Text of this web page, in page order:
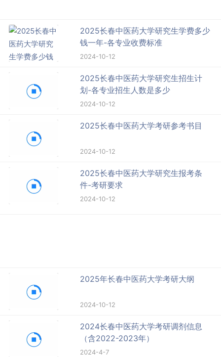
2025长春中医药大学研究生学费多少
钱一年-各专业收费标准
2024-10-12
2025长春中医药大学研究生招生计
划-各专业招生人数是多少
2024-10-12
2025长春中医药大学考研参考书目
2024-10-12
2025长春中医药大学研究生报考条
件-考研要求
2024-10-12
2025年长春中医药大学考研大纲
2024-10-12
2024长春中医药大学考研调剂信息
（含2022-2023年）
2024-4-7